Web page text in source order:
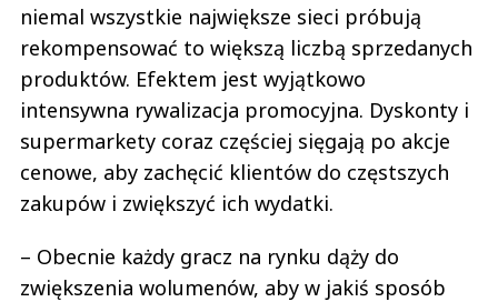
niemal wszystkie największe sieci próbują
rekompensować to większą liczbą sprzedanych
produktów. Efektem jest wyjątkowo
intensywna rywalizacja promocyjna. Dyskonty i
supermarkety coraz częściej sięgają po akcje
cenowe, aby zachęcić klientów do częstszych
zakupów i zwiększyć ich wydatki.
– Obecnie każdy gracz na rynku dąży do
zwiększenia wolumenów, aby w jakiś sposób